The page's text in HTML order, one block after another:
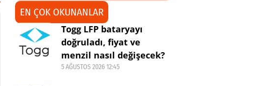
EN ÇOK OKUNANLAR
Togg LFP bataryayı
doğruladı, fiyat ve
menzil nasıl değişecek?
5 AĞUSTOS 2026 12:45